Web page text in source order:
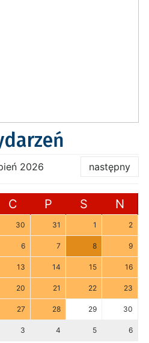
2026 następny
C P S N
30 31 1 2
6 7 8 9
13 14 15 16
20 21 22 23
27 28 29 30
3 4 5 6